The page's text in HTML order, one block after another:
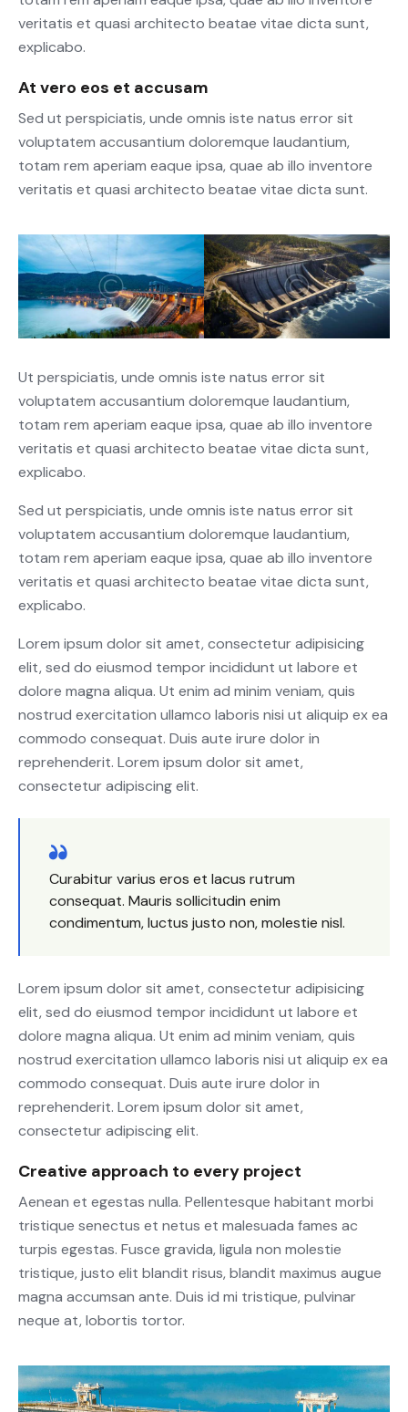
veritatis et quasi architecto beatae vitae dicta sunt,
explicabo.
At vero eos et accusam
Sed ut perspiciatis, unde omnis iste natus error sit
voluptatem accusantium doloremque laudantium,
totam rem aperiam eaque ipsa, quae ab illo inventore
veritatis et quasi architecto beatae vitae dicta sunt.
Ut perspiciatis, unde omnis iste natus error sit
voluptatem accusantium doloremque laudantium,
totam rem aperiam eaque ipsa, quae ab illo inventore
veritatis et quasi architecto beatae vitae dicta sunt,
explicabo.
Sed ut perspiciatis, unde omnis iste natus error sit
voluptatem accusantium doloremque laudantium,
totam rem aperiam eaque ipsa, quae ab illo inventore
veritatis et quasi architecto beatae vitae dicta sunt,
explicabo.
Lorem ipsum dolor sit amet, consectetur adipisicing
elit, sed do eiusmod tempor incididunt ut labore et
dolore magna aliqua. Ut enim ad minim veniam, quis
nostrud exercitation ullamco laboris nisi ut aliquip ex ea
commodo consequat. Duis aute irure dolor in
reprehenderit. Lorem ipsum dolor sit amet,
consectetur adipiscing elit.
Curabitur varius eros et lacus rutrum
consequat. Mauris sollicitudin enim
condimentum, luctus justo non, molestie nisl.
Lorem ipsum dolor sit amet, consectetur adipisicing
elit, sed do eiusmod tempor incididunt ut labore et
dolore magna aliqua. Ut enim ad minim veniam, quis
nostrud exercitation ullamco laboris nisi ut aliquip ex ea
commodo consequat. Duis aute irure dolor in
reprehenderit. Lorem ipsum dolor sit amet,
consectetur adipiscing elit.
Creative approach to every project
Aenean et egestas nulla. Pellentesque habitant morbi
tristique senectus et netus et malesuada fames ac
turpis egestas. Fusce gravida, ligula non molestie
tristique, justo elit blandit risus, blandit maximus augue
magna accumsan ante. Duis id mi tristique, pulvinar
neque at, lobortis tortor.